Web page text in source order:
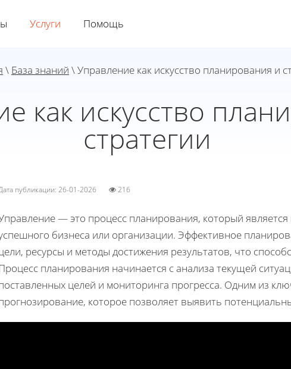
Услуги Помощь
\ База знаний \ Управление как искусство планирования и
как искусство
стратегии
публикации: 26-01-2026 216
— это процесс планирования, который
бизнеса или организации. Эффективное
ресурсы и методы достижения результатов, что
планирования начинается с анализа текущей
целей и мониторинга прогресса. Одним из
которое позволяет выявить